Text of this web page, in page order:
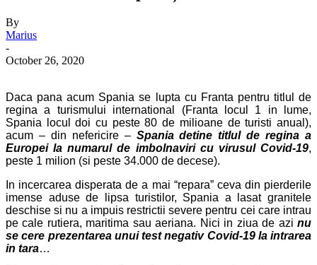
By
Marius
-
October 26, 2020
Daca pana acum Spania se lupta cu Franta pentru titlul de
regina a turismului international (Franta locul 1 in lume,
Spania locul doi cu peste 80 de milioane de turisti anual),
acum – din nefericire – Spania detine titlul de regina a
Europei la numarul de imbolnaviri cu virusul Covid-19,
peste 1 milion (si peste 34.000 de decese).
In incercarea disperata de a mai “repara” ceva din pierderile
imense aduse de lipsa turistilor, Spania a lasat granitele
deschise si nu a impuis restrictii severe pentru cei care intrau
pe cale rutiera, maritima sau aeriana. Nici in ziua de azi nu
se cere prezentarea unui test negativ Covid-19 la intrarea
in tara…